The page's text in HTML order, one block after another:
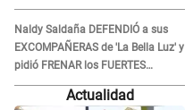
MOTIVO
Naldy Saldaña DEFENDIÓ a sus
EXCOMPAÑERAS de 'La Bella Luz' y
pidió FRENAR los FUERTES
ATAQUES en redes: “Aquí el único
Actualidad